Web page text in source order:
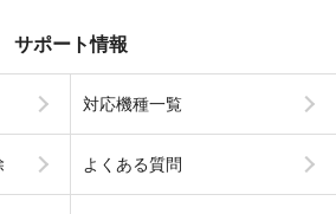
サポート情報
対応機種一覧
よくある質問